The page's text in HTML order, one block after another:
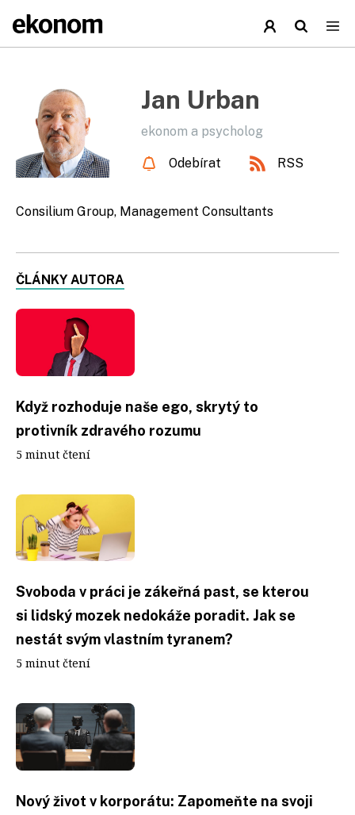
Jan Urban
ekonom a psycholog
Odebírat RSS
Consilium Group, Management Consultants
ČLÁNKY AUTORA
Když rozhoduje naše ego, skrytý to
protivník zdravého rozumu
5 minut čtení
Svoboda v práci je zákeřná past, se kterou
si lidský mozek nedokáže poradit. Jak se
nestát svým vlastním tyranem?
5 minut čtení
Nový život v korporátu: Zapomeňte na svoji